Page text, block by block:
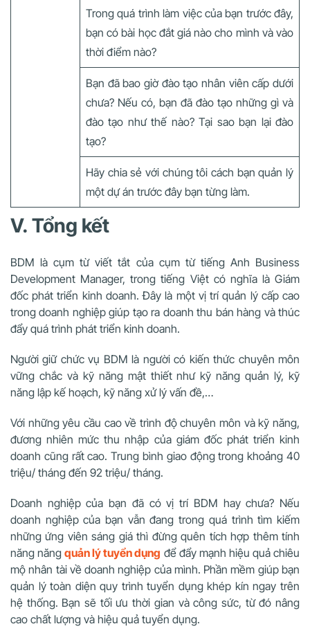
Trong quá trình làm việc của bạn trước đây,
bạn có bài học đắt giá nào cho mình và vào
thời điểm nào?
Bạn đã bao giờ đào tạo nhân viên cấp dưới
chưa? Nếu có, bạn đã đào tạo những gì và
đào tạo như thế nào? Tại sao bạn lại đào
tạo?
Hãy chia sẻ với chúng tôi cách bạn quản lý
một dự án trước đây bạn từng làm.
V. Tổng kết
BDM là cụm từ viết tắt của cụm từ tiếng Anh Business
Development Manager, trong tiếng Việt có nghĩa là Giám
đốc phát triển kinh doanh. Đây là một vị trí quản lý cấp cao
trong doanh nghiệp giúp tạo ra doanh thu bán hàng và thúc
đẩy quá trình phát triển kinh doanh.
Người giữ chức vụ BDM là người có kiến thức chuyên môn
vững chắc và kỹ năng mật thiết như kỹ năng quản lý, kỹ
năng lập kế hoạch, kỹ năng xử lý vấn đề,…
Với những yêu cầu cao về trình độ chuyên môn và kỹ năng,
đương nhiên mức thu nhập của giám đốc phát triển kinh
doanh cũng rất cao. Trung bình giao động trong khoảng 40
triệu/ tháng đến 92 triệu/ tháng.
Doanh nghiệp của bạn đã có vị trí BDM hay chưa? Nếu
doanh nghiệp của bạn vẫn đang trong quá trình tìm kiếm
những ứng viên sáng giá thì đừng quên tích hợp thêm tính
năng năngquản lý tuyển dụng để đẩy mạnh hiệu quả chiêu
mộ nhân tài về doanh nghiệp của mình. Phần mềm giúp bạn
quản lý toàn diện quy trình tuyển dụng khép kín ngay trên
hệ thống. Bạn sẽ tối ưu thời gian và công sức, từ đó nâng
cao chất lượng và hiệu quả tuyển dụng.